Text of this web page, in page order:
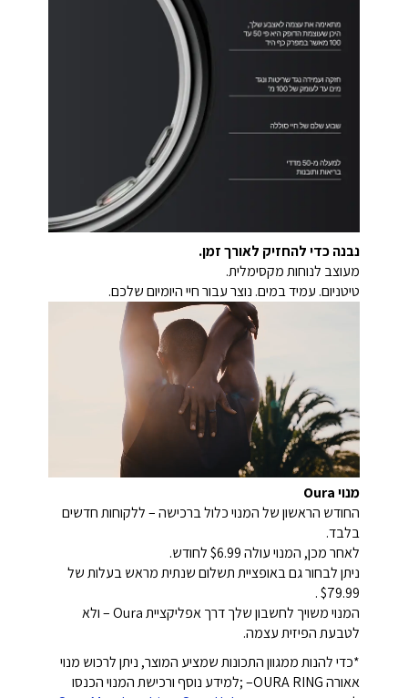
נבנה כדי להחזיק לאורך זמן.
מעוצב לנוחות מקסימלית.
טיטניום. עמיד במים. נוצר עבור חיי היומיום שלכם.
מנוי Oura
החודש הראשון של המנוי כלול ברכישה – ללקוחות חדשים
בלבד.
לאחר מכן, המנוי עולה $6.99 לחודש.
ניתן לבחור גם באופציית תשלום שנתית מראש בעלות של
$79.99 .
המנוי משויך לחשבון שלך דרך אפליקציית Oura – ולא
לטבעת הפיזית עצמה.
*כדי להנות ממגוון התכונות שמציע המוצר, ניתן לרכוש מנוי
אאורה OURA RING– ;למידע נוסף ורכישת המנוי הכנסו